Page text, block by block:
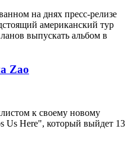
на днях пресс-релизе
американский тур
выпускать альбом в
Zao
к своему новому
Us Here", который выйдет 13